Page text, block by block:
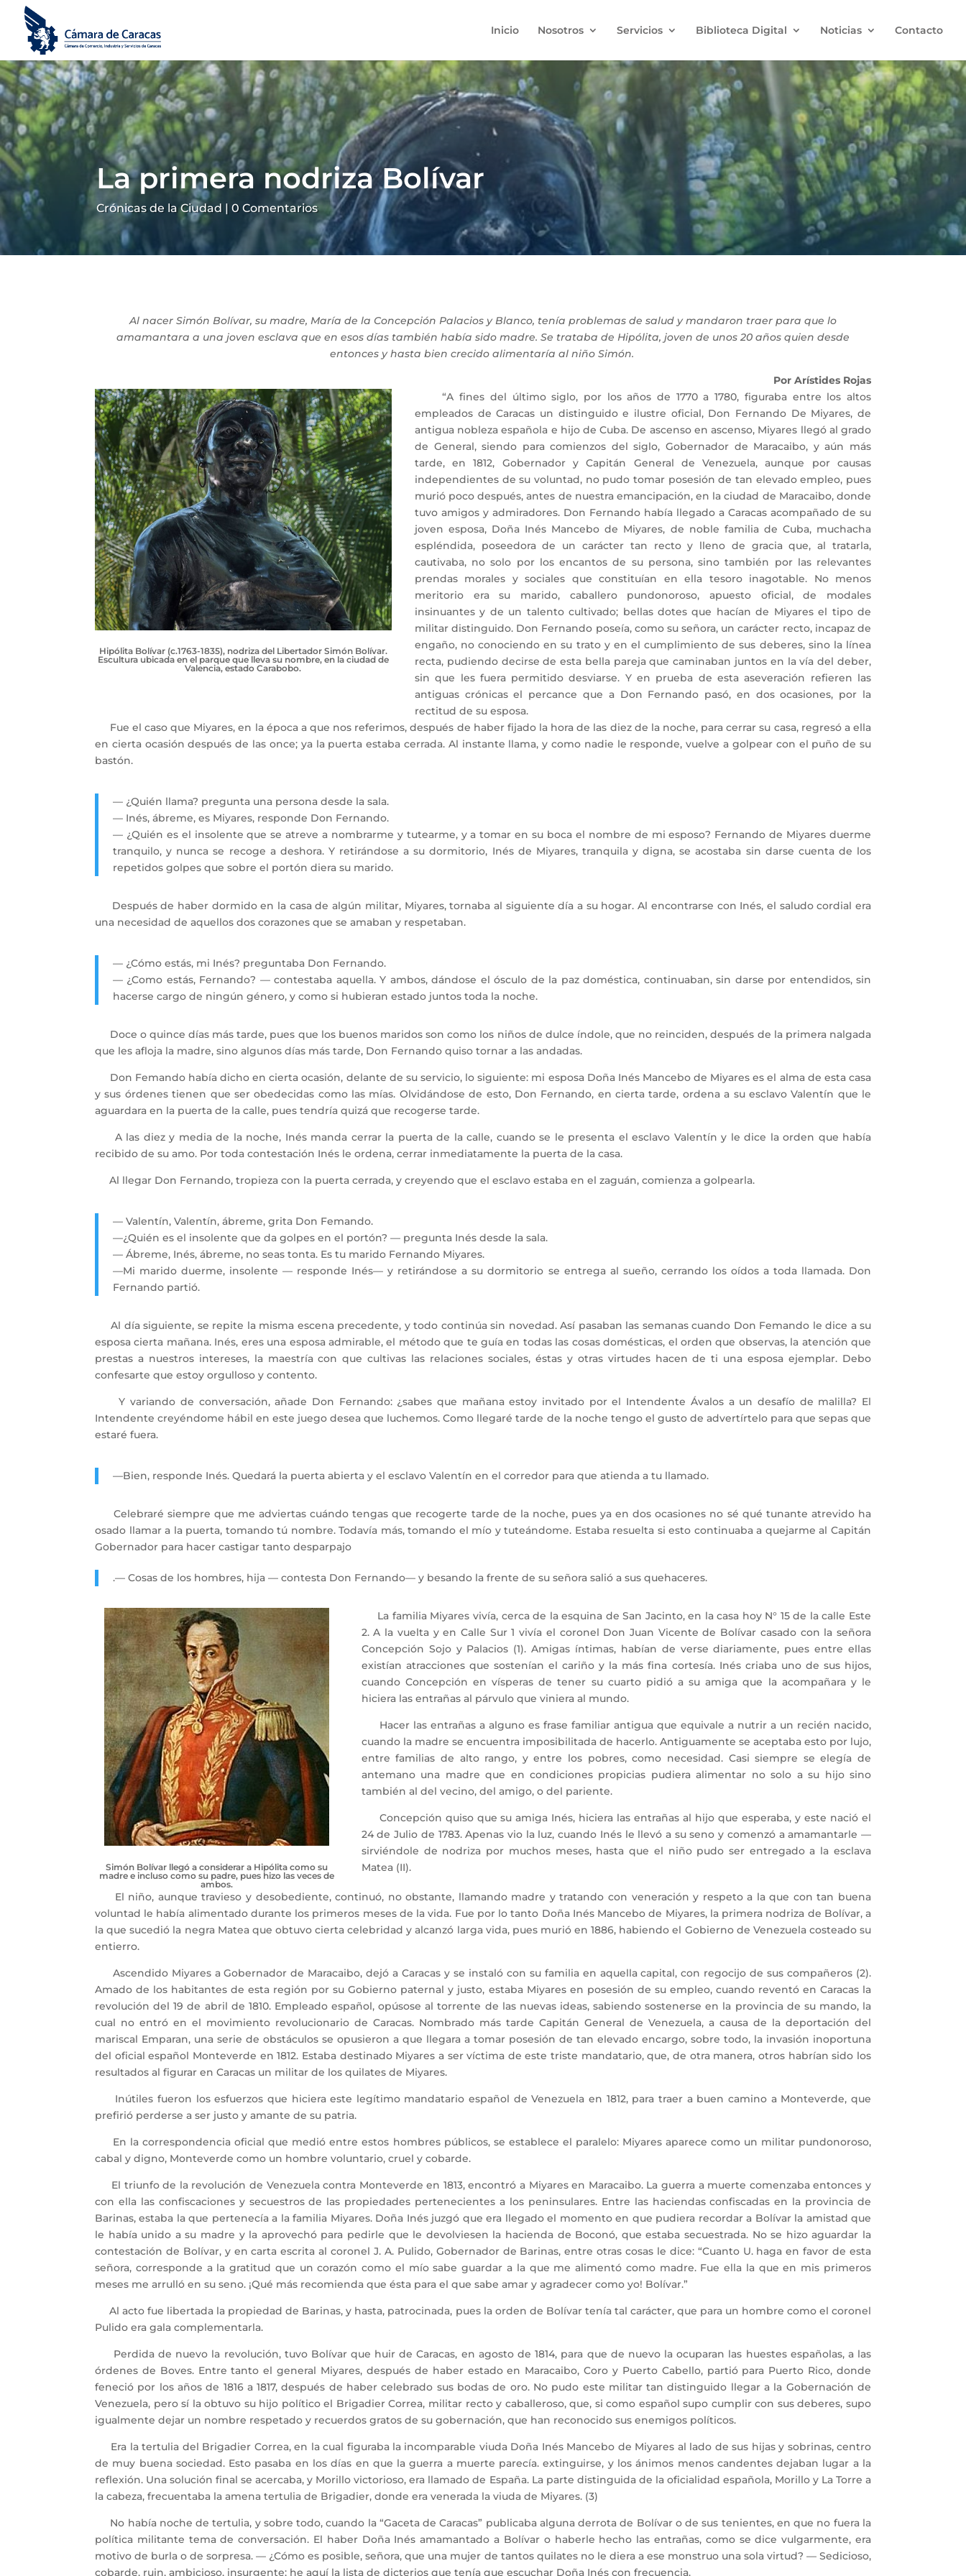
Inicio Nosotros Servicios Biblioteca Digital Noticias Contacto
La primera nodriza Bolívar
Crónicas de la Ciudad |0 Comentarios
Al nacer Simón Bolívar, su madre, María de la Concepción Palacios y Blanco, tenía problemas de salud y mandaron traer para que lo
amamantara a una joven esclava que en esos días también había sido madre. Se trataba de Hipólita, joven de unos 20 años quien desde
entonces y hasta bien crecido alimentaría al niño Simón.
Por Arístides Rojas
Hipólita Bolívar (c.1763-1835), nodriza del Libertador Simón Bolívar.
Escultura ubicada en el parque que lleva su nombre, en la ciudad de
Valencia, estado Carabobo.
“A fines del último siglo, por los años de 1770 a 1780, figuraba entre los altos
empleados de Caracas un distinguido e ilustre oficial, Don Fernando De Miyares, de
antigua nobleza española e hijo de Cuba. De ascenso en ascenso, Miyares llegó al grado
de General, siendo para comienzos del siglo, Gobernador de Maracaibo, y aún más
tarde, en 1812, Gobernador y Capitán General de Venezuela, aunque por causas
independientes de su voluntad, no pudo tomar posesión de tan elevado empleo, pues
murió poco después, antes de nuestra emancipación, en la ciudad de Maracaibo, donde
tuvo amigos y admiradores. Don Fernando había llegado a Caracas acompañado de su
joven esposa, Doña Inés Mancebo de Miyares, de noble familia de Cuba, muchacha
espléndida, poseedora de un carácter tan recto y lleno de gracia que, al tratarla,
cautivaba, no solo por los encantos de su persona, sino también por las relevantes
prendas morales y sociales que constituían en ella tesoro inagotable. No menos
meritorio era su marido, caballero pundonoroso, apuesto oficial, de modales
insinuantes y de un talento cultivado; bellas dotes que hacían de Miyares el tipo de
militar distinguido. Don Fernando poseía, como su señora, un carácter recto, incapaz de
engaño, no conociendo en su trato y en el cumplimiento de sus deberes, sino la línea
recta, pudiendo decirse de esta bella pareja que caminaban juntos en la vía del deber,
sin que les fuera permitido desviarse. Y en prueba de esta aseveración refieren las
antiguas crónicas el percance que a Don Fernando pasó, en dos ocasiones, por la
rectitud de su esposa.
Fue el caso que Miyares, en la época a que nos referimos, después de haber fijado la hora de las diez de la noche, para cerrar su casa, regresó a ella
en cierta ocasión después de las once; ya la puerta estaba cerrada. Al instante llama, y como nadie le responde, vuelve a golpear con el puño de su
bastón.
— ¿Quién llama? pregunta una persona desde la sala.
— Inés, ábreme, es Miyares, responde Don Fernando.
— ¿Quién es el insolente que se atreve a nombrarme y tutearme, y a tomar en su boca el nombre de mi esposo? Fernando de Miyares duerme
tranquilo, y nunca se recoge a deshora. Y retirándose a su dormitorio, Inés de Miyares, tranquila y digna, se acostaba sin darse cuenta de los
repetidos golpes que sobre el portón diera su marido.
Después de haber dormido en la casa de algún militar, Miyares, tornaba al siguiente día a su hogar. Al encontrarse con Inés, el saludo cordial era
una necesidad de aquellos dos corazones que se amaban y respetaban.
— ¿Cómo estás, mi Inés? preguntaba Don Fernando.
— ¿Como estás, Fernando? — contestaba aquella. Y ambos, dándose el ósculo de la paz doméstica, continuaban, sin darse por entendidos, sin
hacerse cargo de ningún género, y como si hubieran estado juntos toda la noche.
Doce o quince días más tarde, pues que los buenos maridos son como los niños de dulce índole, que no reinciden, después de la primera nalgada
que les afloja la madre, sino algunos días más tarde, Don Fernando quiso tornar a las andadas.
Don Femando había dicho en cierta ocasión, delante de su servicio, lo siguiente: mi esposa Doña Inés Mancebo de Miyares es el alma de esta casa
y sus órdenes tienen que ser obedecidas como las mías. Olvidándose de esto, Don Fernando, en cierta tarde, ordena a su esclavo Valentín que le
aguardara en la puerta de la calle, pues tendría quizá que recogerse tarde.
A las diez y media de la noche, Inés manda cerrar la puerta de la calle, cuando se le presenta el esclavo Valentín y le dice la orden que había
recibido de su amo. Por toda contestación Inés le ordena, cerrar inmediatamente la puerta de la casa.
Al llegar Don Fernando, tropieza con la puerta cerrada, y creyendo que el esclavo estaba en el zaguán, comienza a golpearla.
— Valentín, Valentín, ábreme, grita Don Femando.
—¿Quién es el insolente que da golpes en el portón? — pregunta Inés desde la sala.
— Ábreme, Inés, ábreme, no seas tonta. Es tu marido Fernando Miyares.
—Mi marido duerme, insolente — responde Inés— y retirándose a su dormitorio se entrega al sueño, cerrando los oídos a toda llamada. Don
Fernando partió.
Al día siguiente, se repite la misma escena precedente, y todo continúa sin novedad. Así pasaban las semanas cuando Don Femando le dice a su
esposa cierta mañana. Inés, eres una esposa admirable, el método que te guía en todas las cosas domésticas, el orden que observas, la atención que
prestas a nuestros intereses, la maestría con que cultivas las relaciones sociales, éstas y otras virtudes hacen de ti una esposa ejemplar. Debo
confesarte que estoy orgulloso y contento.
Y variando de conversación, añade Don Fernando: ¿sabes que mañana estoy invitado por el Intendente Ávalos a un desafío de malilla? El
Intendente creyéndome hábil en este juego desea que luchemos. Como llegaré tarde de la noche tengo el gusto de advertírtelo para que sepas que
estaré fuera.
—Bien, responde Inés. Quedará la puerta abierta y el esclavo Valentín en el corredor para que atienda a tu llamado.
Celebraré siempre que me adviertas cuándo tengas que recogerte tarde de la noche, pues ya en dos ocasiones no sé qué tunante atrevido ha
osado llamar a la puerta, tomando tú nombre. Todavía más, tomando el mío y tuteándome. Estaba resuelta si esto continuaba a quejarme al Capitán
Gobernador para hacer castigar tanto desparpajo
.— Cosas de los hombres, hija — contesta Don Fernando— y besando la frente de su señora salió a sus quehaceres.
Simón Bolívar llegó a considerar a Hipólita como su
madre e incluso como su padre, pues hizo las veces de
ambos.
La familia Miyares vivía, cerca de la esquina de San Jacinto, en la casa hoy N° 15 de la calle Este
2. A la vuelta y en Calle Sur 1 vivía el coronel Don Juan Vicente de Bolívar casado con la señora
Concepción Sojo y Palacios (1). Amigas íntimas, habían de verse diariamente, pues entre ellas
existían atracciones que sostenían el cariño y la más fina cortesía. Inés criaba uno de sus hijos,
cuando Concepción en vísperas de tener su cuarto pidió a su amiga que la acompañara y le
hiciera las entrañas al párvulo que viniera al mundo.
Hacer las entrañas a alguno es frase familiar antigua que equivale a nutrir a un recién nacido,
cuando la madre se encuentra imposibilitada de hacerlo. Antiguamente se aceptaba esto por lujo,
entre familias de alto rango, y entre los pobres, como necesidad. Casi siempre se elegía de
antemano una madre que en condiciones propicias pudiera alimentar no solo a su hijo sino
también al del vecino, del amigo, o del pariente.
Concepción quiso que su amiga Inés, hiciera las entrañas al hijo que esperaba, y este nació el
24 de Julio de 1783. Apenas vio la luz, cuando Inés le llevó a su seno y comenzó a amamantarle —
sirviéndole de nodriza por muchos meses, hasta que el niño pudo ser entregado a la esclava
Matea (II).
El niño, aunque travieso y desobediente, continuó, no obstante, llamando madre y tratando con veneración y respeto a la que con tan buena
voluntad le había alimentado durante los primeros meses de la vida. Fue por lo tanto Doña Inés Mancebo de Miyares, la primera nodriza de Bolívar, a
la que sucedió la negra Matea que obtuvo cierta celebridad y alcanzó larga vida, pues murió en 1886, habiendo el Gobierno de Venezuela costeado su
entierro.
Ascendido Miyares a Gobernador de Maracaibo, dejó a Caracas y se instaló con su familia en aquella capital, con regocijo de sus compañeros (2).
Amado de los habitantes de esta región por su Gobierno paternal y justo, estaba Miyares en posesión de su empleo, cuando reventó en Caracas la
revolución del 19 de abril de 1810. Empleado español, opúsose al torrente de las nuevas ideas, sabiendo sostenerse en la provincia de su mando, la
cual no entró en el movimiento revolucionario de Caracas. Nombrado más tarde Capitán General de Venezuela, a causa de la deportación del
mariscal Emparan, una serie de obstáculos se opusieron a que llegara a tomar posesión de tan elevado encargo, sobre todo, la invasión inoportuna
del oficial español Monteverde en 1812. Estaba destinado Miyares a ser víctima de este triste mandatario, que, de otra manera, otros habrían sido los
resultados al figurar en Caracas un militar de los quilates de Miyares.
Inútiles fueron los esfuerzos que hiciera este legítimo mandatario español de Venezuela en 1812, para traer a buen camino a Monteverde, que
prefirió perderse a ser justo y amante de su patria.
En la correspondencia oficial que medió entre estos hombres públicos, se establece el paralelo: Miyares aparece como un militar pundonoroso,
cabal y digno, Monteverde como un hombre voluntario, cruel y cobarde.
El triunfo de la revolución de Venezuela contra Monteverde en 1813, encontró a Miyares en Maracaibo. La guerra a muerte comenzaba entonces y
con ella las confiscaciones y secuestros de las propiedades pertenecientes a los peninsulares. Entre las haciendas confiscadas en la provincia de
Barinas, estaba la que pertenecía a la familia Miyares. Doña Inés juzgó que era llegado el momento en que pudiera recordar a Bolívar la amistad que
le había unido a su madre y la aprovechó para pedirle que le devolviesen la hacienda de Boconó, que estaba secuestrada. No se hizo aguardar la
contestación de Bolívar, y en carta escrita al coronel J. A. Pulido, Gobernador de Barinas, entre otras cosas le dice: “Cuanto U. haga en favor de esta
señora, corresponde a la gratitud que un corazón como el mío sabe guardar a la que me alimentó como madre. Fue ella la que en mis primeros
meses me arrulló en su seno. ¡Qué más recomienda que ésta para el que sabe amar y agradecer como yo! Bolívar.”
Al acto fue libertada la propiedad de Barinas, y hasta, patrocinada, pues la orden de Bolívar tenía tal carácter, que para un hombre como el coronel
Pulido era gala complementarla.
Perdida de nuevo la revolución, tuvo Bolívar que huir de Caracas, en agosto de 1814, para que de nuevo la ocuparan las huestes españolas, a las
órdenes de Boves. Entre tanto el general Miyares, después de haber estado en Maracaibo, Coro y Puerto Cabello, partió para Puerto Rico, donde
feneció por los años de 1816 a 1817, después de haber celebrado sus bodas de oro. No pudo este militar tan distinguido llegar a la Gobernación de
Venezuela, pero sí la obtuvo su hijo político el Brigadier Correa, militar recto y caballeroso, que, si como español supo cumplir con sus deberes, supo
igualmente dejar un nombre respetado y recuerdos gratos de su gobernación, que han reconocido sus enemigos políticos.
Era la tertulia del Brigadier Correa, en la cual figuraba la incomparable viuda Doña Inés Mancebo de Miyares al lado de sus hijas y sobrinas, centro
de muy buena sociedad. Esto pasaba en los días en que la guerra a muerte parecía. extinguirse, y los ánimos menos candentes dejaban lugar a la
reflexión. Una solución final se acercaba, y Morillo victorioso, era llamado de España. La parte distinguida de la oficialidad española, Morillo y La Torre a
la cabeza, frecuentaba la amena tertulia de Brigadier, donde era venerada la viuda de Miyares. (3)
No había noche de tertulia, y sobre todo, cuando la “Gaceta de Caracas” publicaba alguna derrota de Bolívar o de sus tenientes, en que no fuera la
política militante tema de conversación. El haber Doña Inés amamantado a Bolívar o haberle hecho las entrañas, como se dice vulgarmente, era
motivo de burla o de sorpresa. — ¿Cómo es posible, señora, que una mujer de tantos quilates no le diera a ese monstruo una sola virtud? — Sedicioso,
cobarde, ruin, ambicioso, insurgente; he aquí la lista de dicterios que tenía que escuchar Doña Inés con frecuencia.